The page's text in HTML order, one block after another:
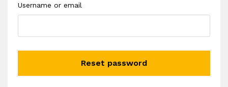
Username or email
Reset password